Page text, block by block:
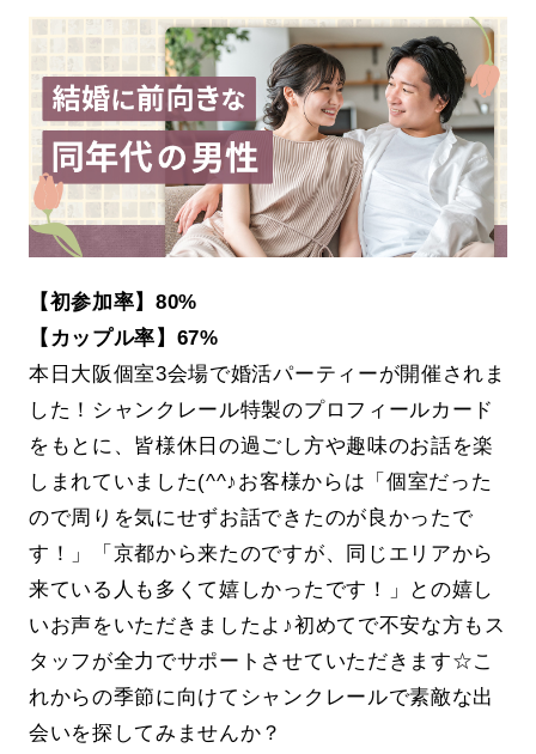
【初参加率】80%
【カップル率】67%
本日大阪個室3会場で婚活パーティーが開催されま
した！シャンクレール特製のプロフィールカード
をもとに、皆様休日の過ごし方や趣味のお話を楽
しまれていました(^^♪お客様からは「個室だった
ので周りを気にせずお話できたのが良かったで
す！」「京都から来たのですが、同じエリアから
来ている人も多くて嬉しかったです！」との嬉し
いお声をいただきましたよ♪初めてで不安な方もス
タッフが全力でサポートさせていただきます☆こ
れからの季節に向けてシャンクレールで素敵な出
会いを探してみませんか？